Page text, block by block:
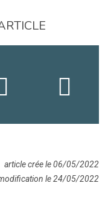
article crée le 06/05/2022
le 24/05/2022